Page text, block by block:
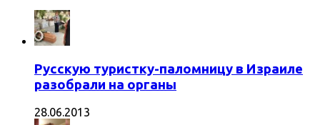
Русскую туристку-паломницу в Израиле
разобрали на органы
28.06.2013